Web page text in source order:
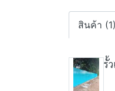
สินค้า (1)
รั้